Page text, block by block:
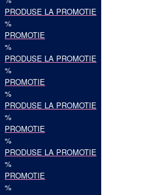
PRODUSE LA PROMOTIE
%
PROMOTIE
%
PRODUSE LA PROMOTIE
%
PROMOTIE
%
PRODUSE LA PROMOTIE
%
PROMOTIE
%
PRODUSE LA PROMOTIE
%
PROMOTIE
%